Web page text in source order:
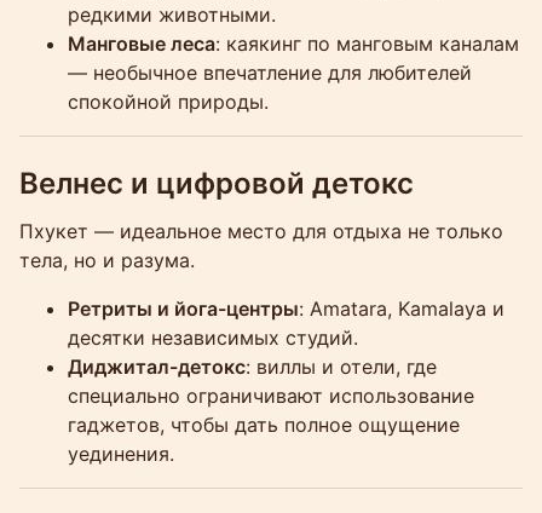
редкими животными.
Манговые леса: каякинг по манговым каналам
— необычное впечатление для любителей
спокойной природы.
Велнес и цифровой детокс
Пхукет — идеальное место для отдыха не только
тела, но и разума.
Ретриты и йога-центры: Amatara, Kamalaya и
десятки независимых студий.
Диджитал-детокс: виллы и отели, где
специально ограничивают использование
гаджетов, чтобы дать полное ощущение
уединения.